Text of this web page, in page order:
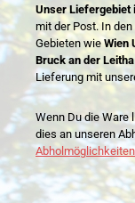
Unser Liefergebiet
mit der Post. In
Gebieten wieWien
Bruck an der Leitha
Lieferung mit
Wenn Du die Ware
dies an unseren